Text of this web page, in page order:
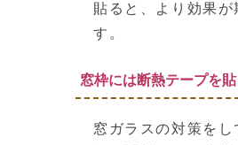
貼ると、より効果
す。
窓枠には断熱テープを貼
窓ガラスの対策をし